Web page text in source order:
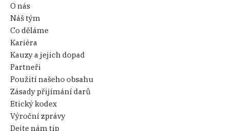
O nás
Náš tým
Co děláme
Kariéra
Kauzy a jejich dopad
Partneři
Použití našeho obsahu
Zásady přijímání darů
Etický kodex
Výroční zprávy
Dejte nám tip